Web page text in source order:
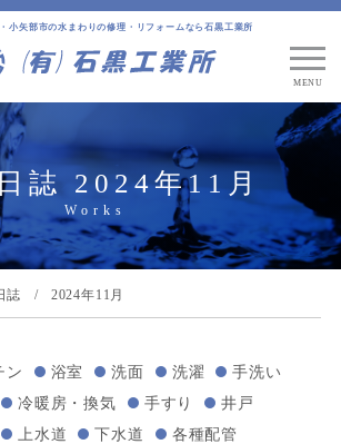
小矢部市の水まわりの修理・リフォームなら石黒工業所
誌 2024年11月
誌 2024年11月
ン 浴室 洗面 洗濯
手洗い
冷暖房・換気 手すり
井戸
上水道 下水道
各種配管